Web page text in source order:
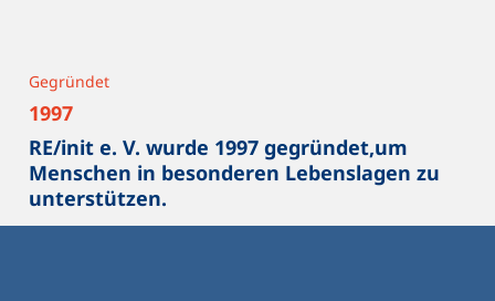
Gegründet
1997
RE/init e. V. wurde 1997 gegründet,um
Menschen in besonderen Lebenslagen zu
unterstützen.